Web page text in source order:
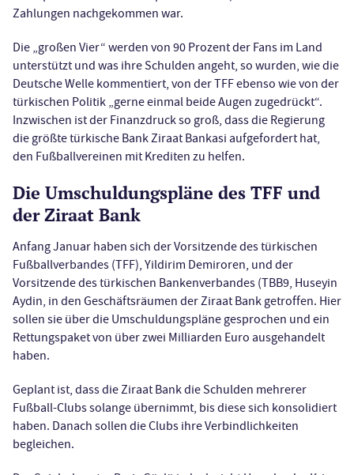
Zahlungen nachgekommen war.
Die „großen Vier“ werden von 90 Prozent der Fans im Land
unterstützt und was ihre Schulden angeht, so wurden, wie die
Deutsche Welle kommentiert, von der TFF ebenso wie von der
türkischen Politik „gerne einmal beide Augen zugedrückt“.
Inzwischen ist der Finanzdruck so groß, dass die Regierung
die größte türkische Bank Ziraat Bankasi aufgefordert hat,
den Fußballvereinen mit Krediten zu helfen.
Die Umschuldungspläne des TFF und
der Ziraat Bank
Anfang Januar haben sich der Vorsitzende des türkischen
Fußballverbandes (TFF), Yildirim Demiroren, und der
Vorsitzende des türkischen Bankenverbandes (TBB9, Huseyin
Aydin, in den Geschäftsräumen der Ziraat Bank getroffen. Hier
sollen sie über die Umschuldungspläne gesprochen und ein
Rettungspaket von über zwei Milliarden Euro ausgehandelt
haben.
Geplant ist, dass die Ziraat Bank die Schulden mehrerer
Fußball-Clubs solange übernimmt, bis diese sich konsolidiert
haben. Danach sollen die Clubs ihre Verbindlichkeiten
begleichen.